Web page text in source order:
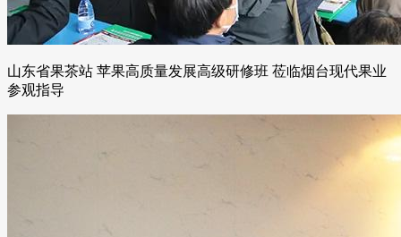
山东省果茶站 苹果高质量发展高级研修班 莅临烟台现代果业
参观指导